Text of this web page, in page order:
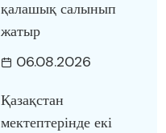
қалашық салынып
жатыр
06.08.2026
Қазақстан
мектептерінде екі